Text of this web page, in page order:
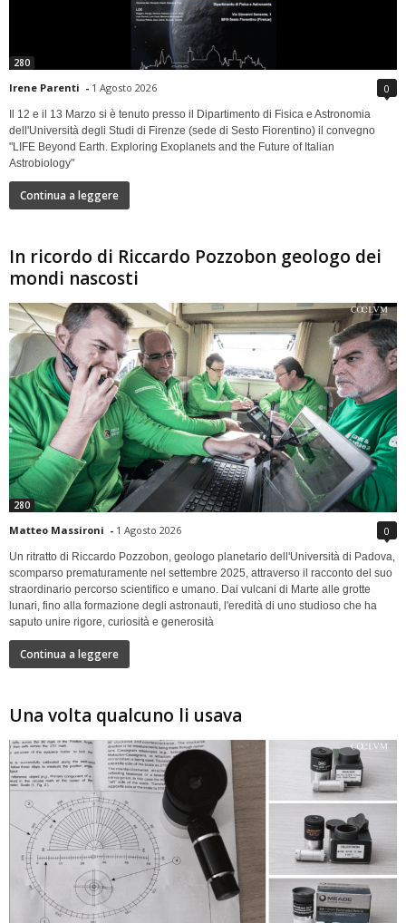
280
Irene Parenti - 1 Agosto 2026 0
Il 12 e il 13 Marzo si è tenuto presso il Dipartimento di Fisica e Astronomia
dell'Università degli Studi di Firenze (sede di Sesto Fiorentino) il convegno
"LIFE Beyond Earth. Exploring Exoplanets and the Future of Italian
Astrobiology"
Continua a leggere
In ricordo di Riccardo Pozzobon geologo dei
mondi nascosti
280
Matteo Massironi - 1 Agosto 2026 0
Un ritratto di Riccardo Pozzobon, geologo planetario dell'Università di Padova,
scomparso prematuramente nel settembre 2025, attraverso il racconto del suo
straordinario percorso scientifico e umano. Dai vulcani di Marte alle grotte
lunari, fino alla formazione degli astronauti, l'eredità di uno studioso che ha
saputo unire rigore, curiosità e generosità
Continua a leggere
Una volta qualcuno li usava